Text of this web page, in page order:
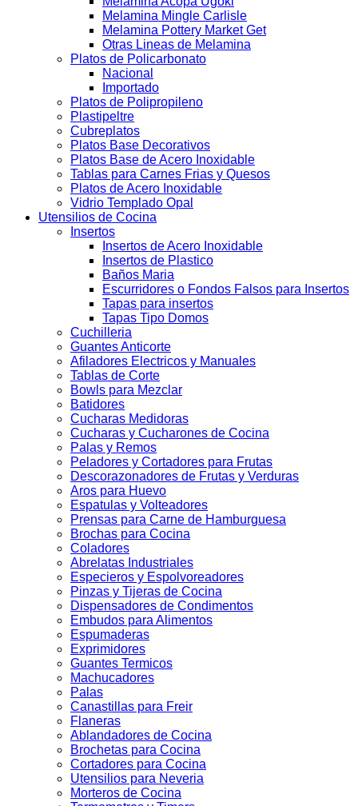
Melamina Mingle Carlisle
Melamina Pottery Market Get
Otras Lineas de Melamina
Platos de Policarbonato
Nacional
Importado
Platos de Polipropileno
Plastipeltre
Cubreplatos
Platos Base Decorativos
Platos Base de Acero Inoxidable
Tablas para Carnes Frias y Quesos
Platos de Acero Inoxidable
Vidrio Templado Opal
Utensilios de Cocina
Insertos
Insertos de Acero Inoxidable
Insertos de Plastico
Baños Maria
Escurridores o Fondos Falsos para Insertos
Tapas para insertos
Tapas Tipo Domos
Cuchilleria
Guantes Anticorte
Afiladores Electricos y Manuales
Tablas de Corte
Bowls para Mezclar
Batidores
Cucharas Medidoras
Cucharas y Cucharones de Cocina
Palas y Remos
Peladores y Cortadores para Frutas
Descorazonadores de Frutas y Verduras
Aros para Huevo
Espatulas y Volteadores
Prensas para Carne de Hamburguesa
Brochas para Cocina
Coladores
Abrelatas Industriales
Especieros y Espolvoreadores
Pinzas y Tijeras de Cocina
Dispensadores de Condimentos
Embudos para Alimentos
Espumaderas
Exprimidores
Guantes Termicos
Machucadores
Palas
Canastillas para Freir
Flaneras
Ablandadores de Cocina
Brochetas para Cocina
Cortadores para Cocina
Utensilios para Neveria
Morteros de Cocina